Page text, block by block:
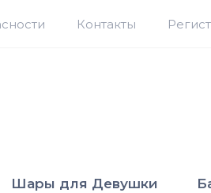
Контакты
Шары для Девушки